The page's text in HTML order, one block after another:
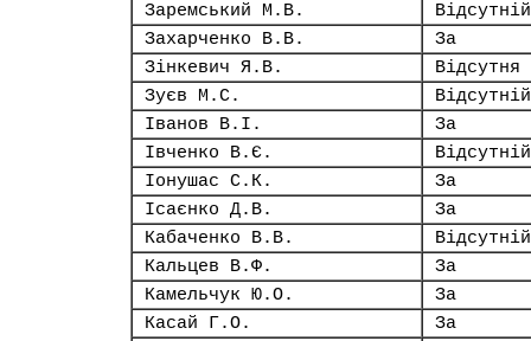
Заремський М.В.
Відсутній
Захарченко В.В.
За
Зінкевич Я.В.
Відсутня
Зуєв М.С.
Відсутній
Іванов В.І.
За
Івченко В.Є.
Відсутній
Іонушас С.К.
За
Ісаєнко Д.В.
За
Кабаченко В.В.
Відсутній
Кальцев В.Ф.
За
Камельчук Ю.О.
За
Касай Г.О.
За